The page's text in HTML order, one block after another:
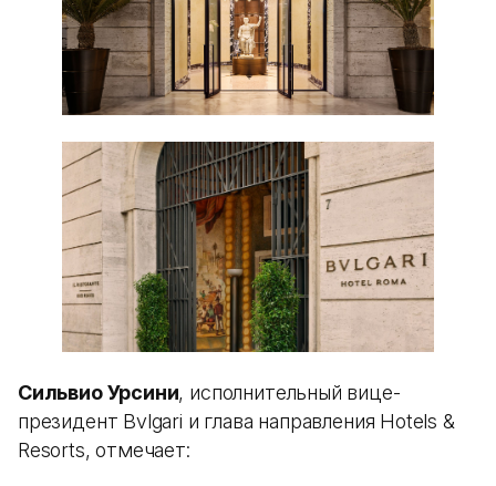
Сильвио Урсини, исполнительный вице-
президент Bvlgari и глава направления Hotels &
Resorts, отмечает: